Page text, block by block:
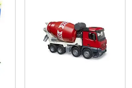
løftekran